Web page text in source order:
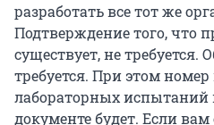
разработать все тот же
Подтверждение того, что
существует, не требуется.
требуется. При этом номер
лабораторных
документе будет. Если вам